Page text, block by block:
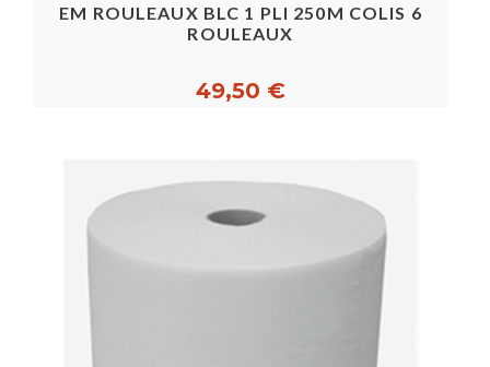
EM ROULEAUX BLC 1 PLI 250M COLIS 6
ROULEAUX
49,50 €